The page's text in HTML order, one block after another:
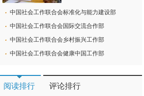
中国社会工作联合会标准化与能力建设部
中国社会工作联合会国际交流合作部
中国社会工作联合会乡村振兴工作部
中国社会工作联合会健康中国工作部
阅读排行 评论排行